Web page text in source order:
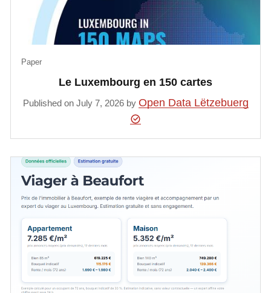
Le Luxembourg en 150 cartes
Paper
Published on July 7, 2026 by Open Data Lëtzebuerg